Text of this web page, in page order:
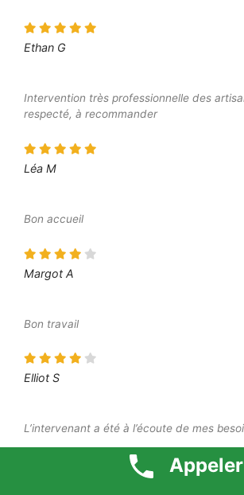
Ethan G
Intervention très professionnelle des
respecté, à recommander
Léa M
Bon accueil
Margot A
Bon travail
Elliot S
L’intervenant a été à l’écoute de mes
Appeler